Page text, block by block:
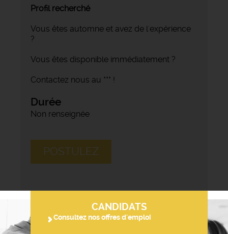
Profil recherché
Vous êtes automne et avez de l'expérience
?
Vous êtes disponible immédiatement ?
Contactez nous au *** !
Durée
Non renseignée
POSTULEZ
CANDIDATS
Consultez nos offres d'emploi